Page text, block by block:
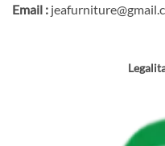
Email :